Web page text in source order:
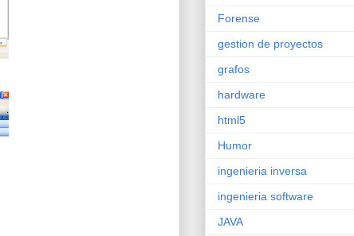
Forense
gestion de proyectos
grafos
hardware
html5
Humor
ingenieria inversa
ingenieria software
JAVA